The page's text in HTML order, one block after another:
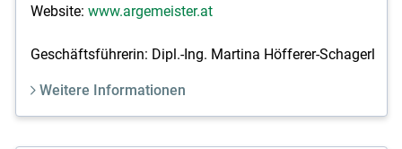
Website: www.argemeister.at
Geschäftsführerin: Dipl.-Ing. Martina Höfferer-Schagerl
Weitere Informationen